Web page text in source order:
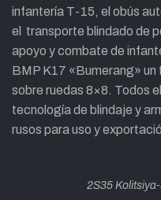
infantería T-15, el obús
el transporte blindado de
apoyo y combate de
BMP K17 «Bumerang» un
sobre ruedas 8×8. Todos
tecnología de blindaje y
rusos para uso y
2S35